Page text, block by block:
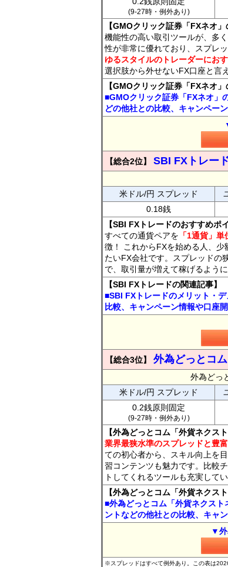
(9-27時・例外あり)
【GMOクリック証券「FXネオ」
機能性の高い取引ツールが、多
性が非常に優れており、スプレ
ゆるスタイルのトレーダーにお
選択肢から外せないFX口座と言
【GMOクリック証券「FXネオ」
■GMOクリック証券「FXネオ」
どの他社との比較、キャンペー
【総合2位】 SBI FXトレー
米ドル/円 スプレッド
0.18銭
【SBI FXトレードのおすすめポ
すべての通貨ペアを 「1通貨」
徴！ これからFXを始める人、
たいFX会社です。スプレッドの
で、取引量が増えて稼げるよう
【SBI FXトレードの関連記事】
■SBI FXトレードのメリット・
比較、キャンペーン情報や口座
【総合3位】 外為どっとコ
外為どっ
米ドル/円 スプレッド
0.2銭原則固定
(9-27時・例外あり)
【外為どっとコム「外貨ネクス
業界最狭水準のスプレッドと豊
ての初心者から、スキル向上を
習コンテンツも魅力です。比較
トしてくれるツールも充実してい
【外為どっとコム「外貨ネクス
■外為どっとコム「外貨ネクス
ントなどの他社との比較、キャ
▼外
※スプレッドはすべて例外あり。この表は